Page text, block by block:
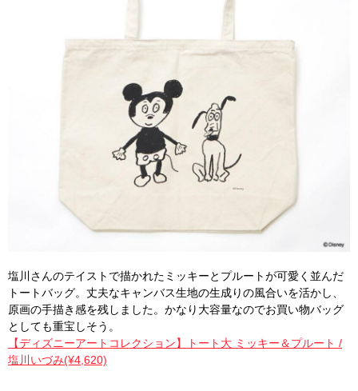
塩川さんのテイストで描かれたミッキーとプルートが可愛く並んだ
トートバッグ。丈夫なキャンバス生地の生成りの風合いを活かし、
原画の手描き感を残しました。かなり大容量なのでお買い物バッグ
としても重宝しそう。
【ディズニーアートコレクション】トート大 ミッキー＆プルート /
塩川いづみ(¥4,620)